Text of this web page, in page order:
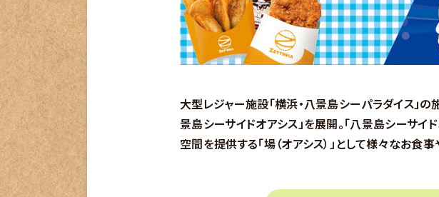
大型レジャー施設「横浜・八景島シーパラダイス」
景島シーサイドオアシス」を展開。「八景島シーサ
空間を提供する「場（オアシス）」として様々なお食